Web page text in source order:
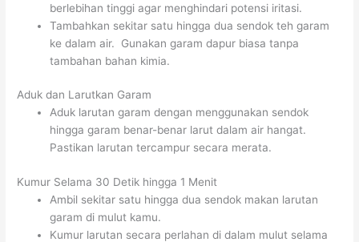
berlebihan tinggi agar menghindari potensi iritasi.
Tambahkan sekitar satu hingga dua sendok teh garam
ke dalam air. Gunakan garam dapur biasa tanpa
tambahan bahan kimia.
Aduk dan Larutkan Garam
Aduk larutan garam dengan menggunakan sendok
hingga garam benar-benar larut dalam air hangat.
Pastikan larutan tercampur secara merata.
Kumur Selama 30 Detik hingga 1 Menit
Ambil sekitar satu hingga dua sendok makan larutan
garam di mulut kamu.
Kumur larutan secara perlahan di dalam mulut selama